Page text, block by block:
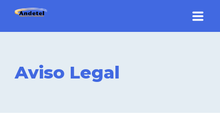
ANTENAS
Aviso Legal